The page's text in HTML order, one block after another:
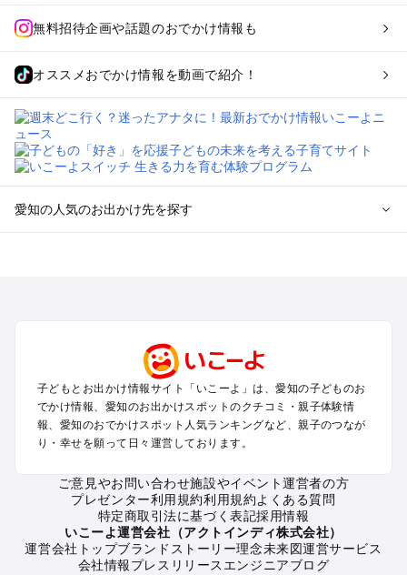
無料招待企画や話題のおでかけ情報も
オススメおでかけ情報を動画で紹介！
愛知の人気のお出かけ先を探す
犬山・一宮・小牧・瀬戸・各務原・尾張のプールお出かけ
知多半島（常滑・半田・南知多）のプールお出かけ
愛知の定番お出かけスポット
愛知の遊園地
愛知のバーベキュー
愛知の釣り
愛知の牧場
愛知のプール
愛知のアスレチック
子どもとお出かけ情報サイト「いこーよ」は、愛知の子どものお
でかけ情報、愛知のお出かけスポットのクチコミ・親子体験情
報、愛知のおでかけスポット人気ランキングなど、親子のつなが
り・幸せを願って日々運営しております。
ご意見やお問い合わせ施設やイベント運営者の方
プレゼンター利用規約利用規約よくある質問
特定商取引法に基づく表記採用情報
いこーよ運営会社（アクトインディ株式会社）
運営会社トップブランドストーリー理念未来図運営サービス
会社情報プレスリリース エンジニアブログ